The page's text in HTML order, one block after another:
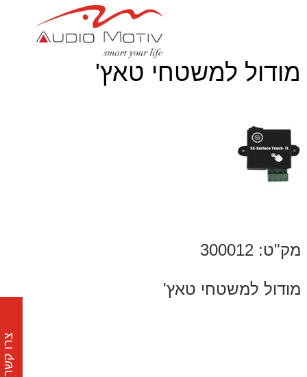
מודול למשטחי טאץ'
מק"ט: 300012
מודול למשטחי טאץ'
צרו קשר